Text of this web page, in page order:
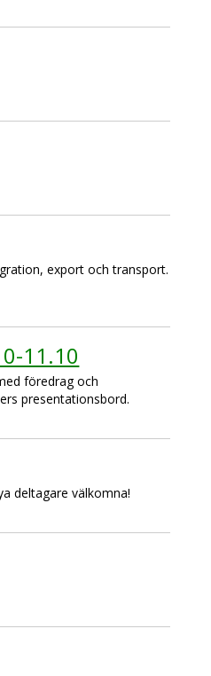
export och transport.
11.10
föredrag och
presentationsbord.
deltagare välkomna!